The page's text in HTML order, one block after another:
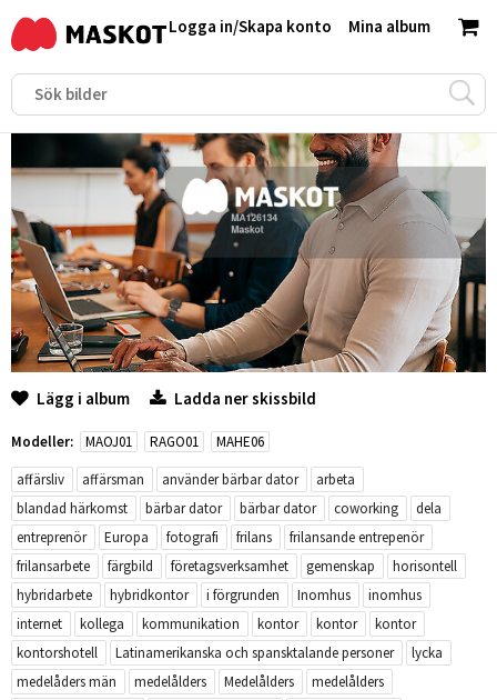
Mina album
Logga in/Skapa konto
Lägg i album Ladda ner skissbild
Modeller: MAOJ01 RAGO01
MAHE06
affärsliv
affärsman använder bärbar dator
arbeta
blandad härkomst
bärbar dator bärbar dator coworking
dela
entreprenör
Europa fotografi frilans
frilansande entrepenör
frilansarbete
färgbild företagsverksamhet gemenskap
horisontell
hybridarbete
hybridkontor i förgrunden Inomhus
inomhus
internet
kollega kommunikation kontor kontor
kontor
kontorshotell
Latinamerikanska och spansktalande personer
lycka
medelåders män
medelålders Medelålders
medelålders